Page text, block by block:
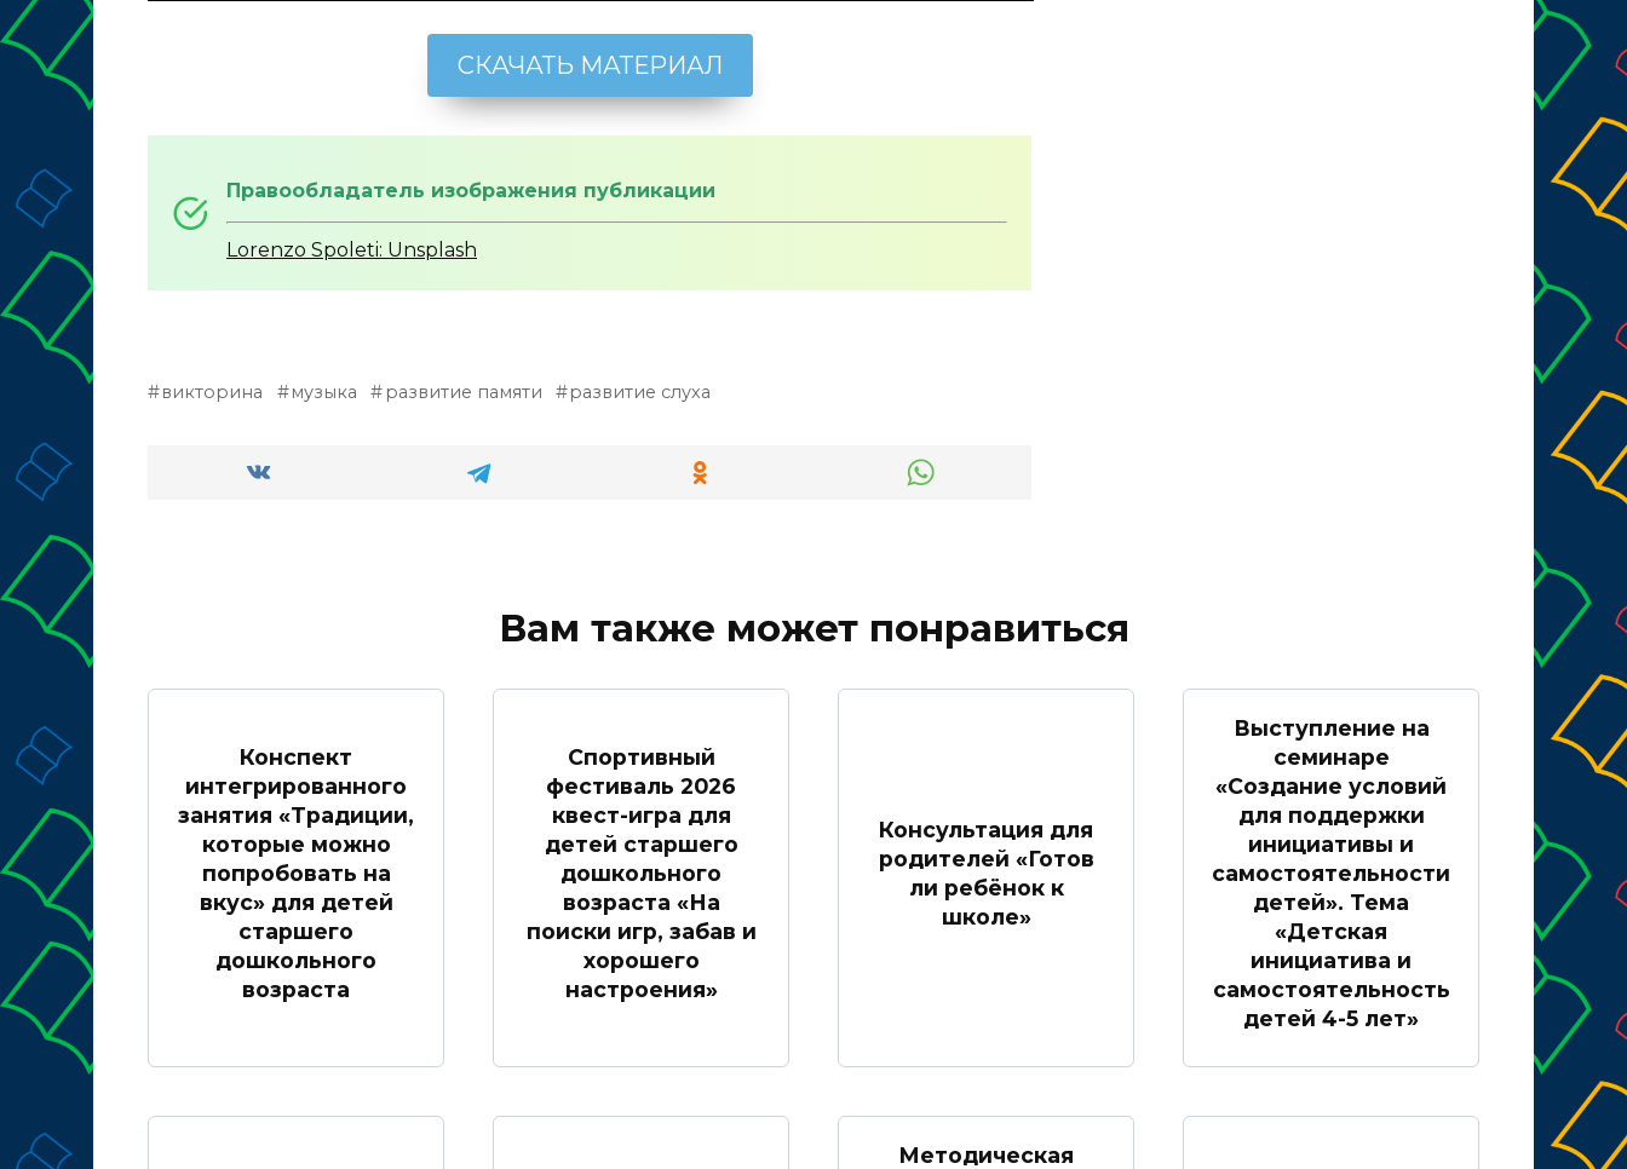
СКАЧАТЬ МАТЕРИАЛ
Правообладатель изображения публикации
Lorenzo Spoleti: Unsplash
викторина музыка развитие памяти развитие слуха
Вам также может понравиться
Конспект
интегрированного
занятия «Традиции,
которые можно
попробовать на
вкус» для детей
старшего
дошкольного
возраста
Спортивный
фестиваль 2026
квест-игра для
детей старшего
дошкольного
возраста «На
поиски игр, забав и
хорошего
настроения»
Консультация для
родителей «Готов
ли ребёнок к
школе»
Выступление на
семинаре
«Создание условий
для поддержки
инициативы и
самостоятельности
детей». Тема
«Детская
инициатива и
самостоятельность
детей 4-5 лет»
Методическая